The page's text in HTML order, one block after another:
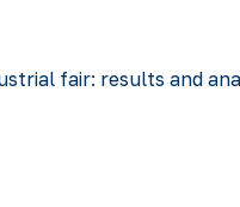
fair: results and